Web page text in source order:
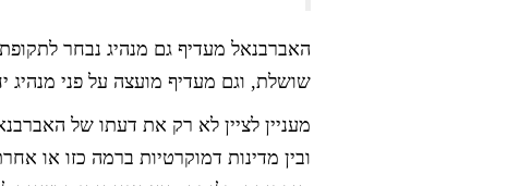
האברבנאל מעדיף גם מנהיג נבחר
שושלת, וגם מעדיף מועצה על פני מנהיג
מעניין לציין לא רק את דעתו של
ובין מדינות דמוקרטיות ברמה כזו או